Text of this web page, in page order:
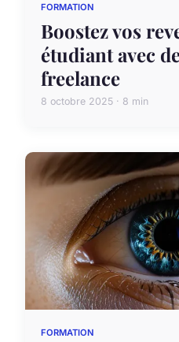
FORMATION
Boostez vos
étudiant avec
freelance
8 octobre 2025 · 8 min
FORMATION